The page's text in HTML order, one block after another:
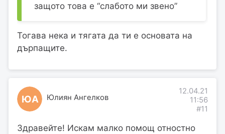
защото това е “слабото ми звено”
Тогава нека и тягата да ти е основата на
дърпащите.
ЮА Юлиян Ангелков
12.04.21
11:56
#11
Здравейте! Искам малко помощ отностно